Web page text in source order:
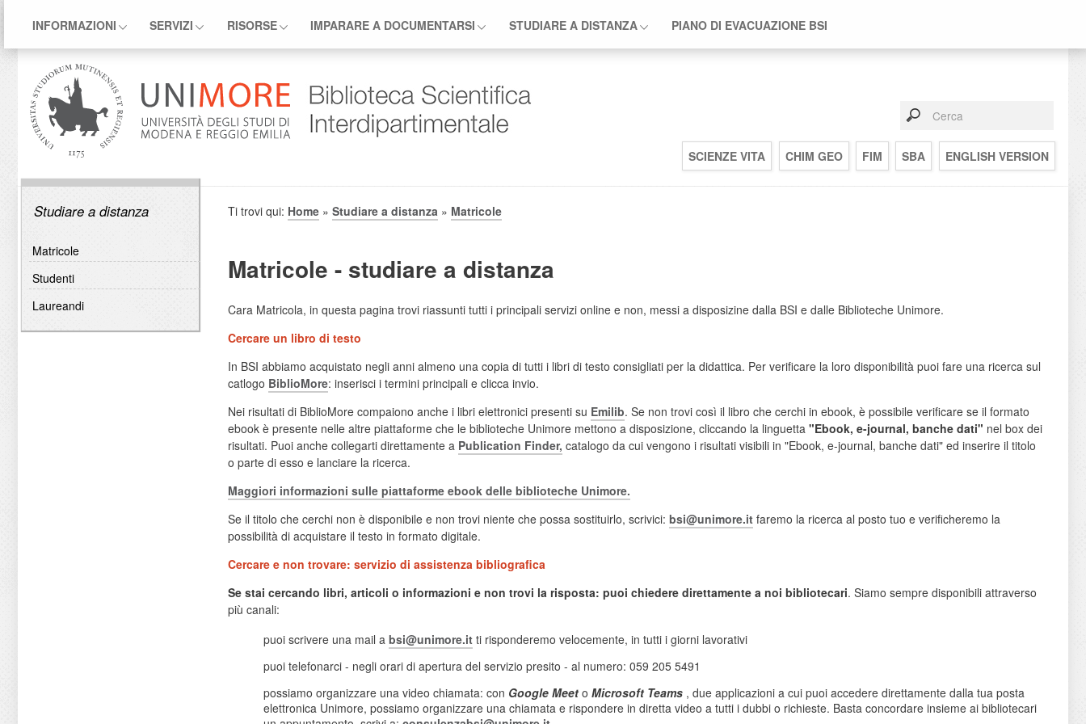
INFORMAZIONI SERVIZI RISORSE IMPARARE A DOCUMENTARSI STUDIARE A DISTANZA PIANO DI EVACUAZIONE BSI
SCIENZE VITA CHIM GEO FIM SBA ENGLISH VERSION
Studiare a distanza
Matricole
Studenti
Laureandi
Ti trovi qui: Home » Studiare a distanza » Matricole
Matricole - studiare a distanza
Cara Matricola, in questa pagina trovi riassunti tutti i principali servizi online e non, messi a disposizine dalla BSI e dalle Biblioteche Unimore.
Cercare un libro di testo
In BSI abbiamo acquistato negli anni almeno una copia di tutti i libri di testo consigliati per la didattica. Per verificare la loro disponibilità puoi fare una ricerca sul
catlogo BiblioMore: inserisci i termini principali e clicca invio.
Nei risultati di BiblioMore compaiono anche i libri elettronici presenti su Emilib. Se non trovi così il libro che cerchi in ebook, è possibile verificare se il formato
ebook è presente nelle altre piattaforme che le biblioteche Unimore mettono a disposizione, cliccando la linguetta "Ebook, e-journal, banche dati" nel box dei
risultati. Puoi anche collegarti direttamente a Publication Finder, catalogo da cui vengono i risultati visibili in "Ebook, e-journal, banche dati" ed inserire il titolo
o parte di esso e lanciare la ricerca.
Maggiori informazioni sulle piattaforme ebook delle biblioteche Unimore.
Se il titolo che cerchi non è disponibile e non trovi niente che possa sostituirlo, scrivici: bsi@unimore.it faremo la ricerca al posto tuo e verificheremo la
possibilità di acquistare il testo in formato digitale.
Cercare e non trovare: servizio di assistenza bibliografica
Se stai cercando libri, articoli o informazioni e non trovi la risposta: puoi chiedere direttamente a noi bibliotecari. Siamo sempre disponibili attraverso
più canali:
puoi scrivere una mail a bsi@unimore.itti risponderemo velocemente, in tutti i giorni lavorativi
puoi telefonarci - negli orari di apertura del servizio presito - al numero: 059 205 5491
possiamo organizzare una video chiamata: con Google Meet o Microsoft Teams , due applicazioni a cui puoi accedere direttamente dalla tua posta
elettronica Unimore, possiamo organizzare una chiamata e rispondere in diretta video a tutti i dubbi o richieste. Basta concordare insieme ai bibliotecari